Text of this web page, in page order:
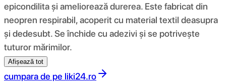
epicondilita și ameliorează durerea. Este fabricat din
neopren respirabil, acoperit cu material textil deasupra
și dedesubt. Se închide cu adezivi și se potrivește
tuturor mărimilor.
Afișează tot
cumpara de pe liki24.ro